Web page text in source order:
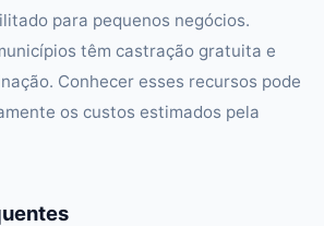
para pequenos negócios.
têm castração gratuita e
Conhecer esses recursos pode
os custos estimados pela